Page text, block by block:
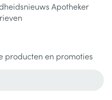
Apotheker
producten en promoties